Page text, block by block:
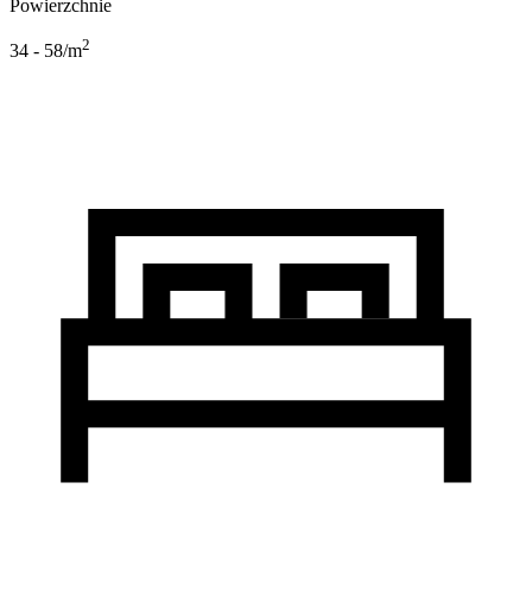
Powierzchnie
34 - 58/m2